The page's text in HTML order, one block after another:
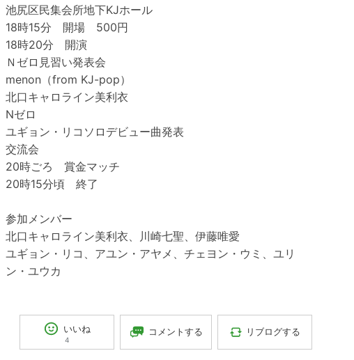
池尻区民集会所地下KJホール
18時15分 開場 500円
18時20分 開演
Ｎゼロ見習い発表会
menon（from KJ-pop）
北口キャロライン美利衣
Nゼロ
ユギョン・リコソロデビュー曲発表
交流会
20時ごろ 賞金マッチ
20時15分頃 終了
参加メンバー
北口キャロライン美利衣、川崎七聖、伊藤唯愛
ユギョン・リコ、アユン・アヤメ、チェヨン・ウミ、ユリ
ン・ユウカ
いいね
4
コメントする リブログする